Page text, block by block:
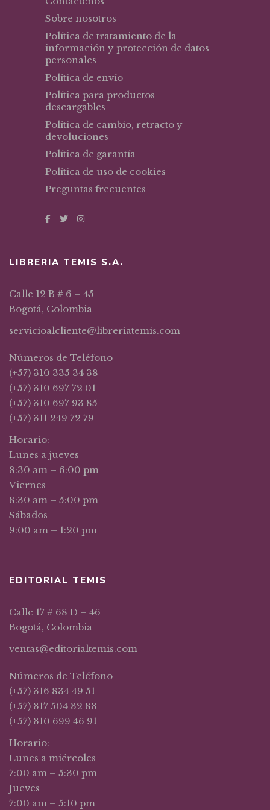
Sobre nosotros
Política de tratamiento de la
información y protección de datos
personales
Política de envío
Política para productos
descargables
Política de cambio, retracto y
devoluciones
Política de garantía
Política de uso de cookies
Preguntas frecuentes
LIBRERIA TEMIS S.A.
Calle 12 B # 6 – 45
Bogotá, Colombia
servicioalcliente@libreriatemis.com
Números de Teléfono
(+57) 310 335 34 38
(+57) 310 697 72 01
(+57) 310 697 93 85
(+57) 311 249 72 79
Horario:
Lunes a jueves
8:30 am – 6:00 pm
Viernes
8:30 am – 5:00 pm
Sábados
9:00 am – 1:20 pm
EDITORIAL TEMIS
Calle 17 # 68 D – 46
Bogotá, Colombia
ventas@editorialtemis.com
Números de Teléfono
(+57) 316 834 49 51
(+57) 317 504 32 83
(+57) 310 699 46 91
Horario:
Lunes a miércoles
7:00 am – 5:30 pm
Jueves
7:00 am – 5:10 pm